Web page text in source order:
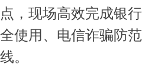
点，现场高效完成银
全使用、电信诈骗防
线。